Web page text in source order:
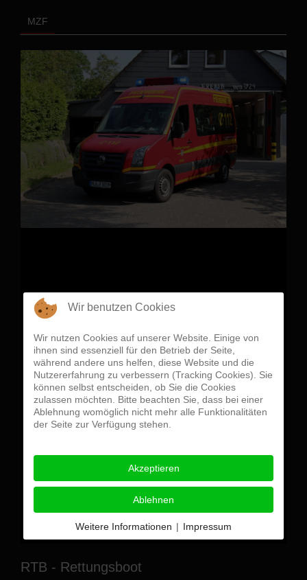
MZF
MZF
VW Crafter
Erstzulassung: 22.03.2011
Zul.Gesamtgeweicht: 3500 Kg
RTB - Rettungsboot
Wir benutzen Cookies
Wir nutzen Cookies auf unserer Website. Einige von
ihnen sind essenziell für den Betrieb der Seite,
während andere uns helfen, diese Website und die
Nutzererfahrung zu verbessern (Tracking Cookies). Sie
können selbst entscheiden, ob Sie die Cookies
zulassen möchten. Bitte beachten Sie, dass bei einer
Ablehnung womöglich nicht mehr alle Funktionalitäten
der Seite zur Verfügung stehen.
Akzeptieren
Ablehnen
Weitere Informationen | Impressum